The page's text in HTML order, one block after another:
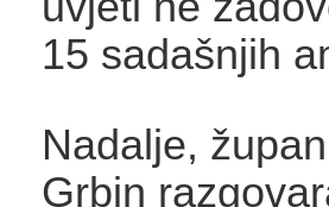
15 sadašnjih
Nadalje,
Grbin